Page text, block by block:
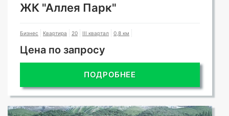
ЖК "Аллея Парк"
Бизнес Квартира 20 III квартал 0,8 км
Цена по запросу
ПОДРОБНЕЕ